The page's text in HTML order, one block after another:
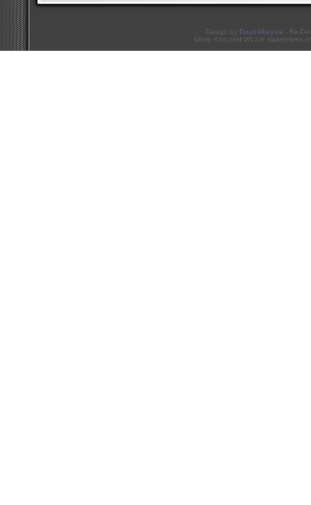
Design by Doublekey.de - Re-
Mario Kart and Wii are trademarks